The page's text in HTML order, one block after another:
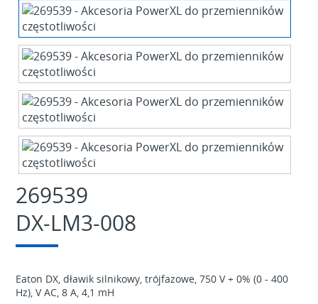
269539
DX-LM3-008
Eaton DX, dławik silnikowy, trójfazowe, 750 V + 0% (0 - 400
Hz), V AC, 8 A, 4,1 mH